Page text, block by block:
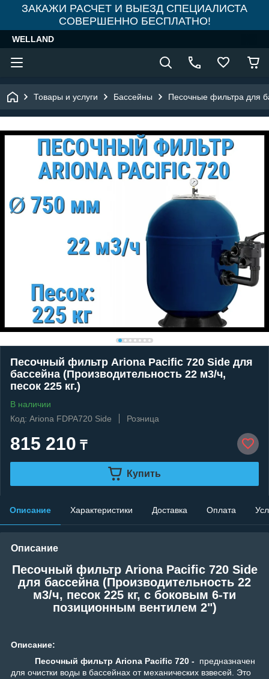
ЗАКАЖИ РАСЧЕТ И ВЫЕЗД СПЕЦИАЛИСТА
СОВЕРШЕННО БЕСПЛАТНО!
WELLAND
Товары и услуги Бассейны Песочные фильтра для
Песочный фильтр Ariona Pacific 720 Side для
бассейна (Производительность 22 м3/ч,
песок 225 кг.)
В наличии
Код: Ariona FDPA720 Side
Розница
815 210 ₸
Купить
Описание Характеристики Доставка Оплата
Описание
Песочный фильтр Ariona Pacific 720 Side
для бассейна (Производительность 22
м3/ч, песок 225 кг, с боковым 6-ти
позиционным вентилем 2")
Описание:
Песочный фильтр Ariona Pacific 720 - предназначен
для очистки воды в бассейнах от механических взвесей. Это